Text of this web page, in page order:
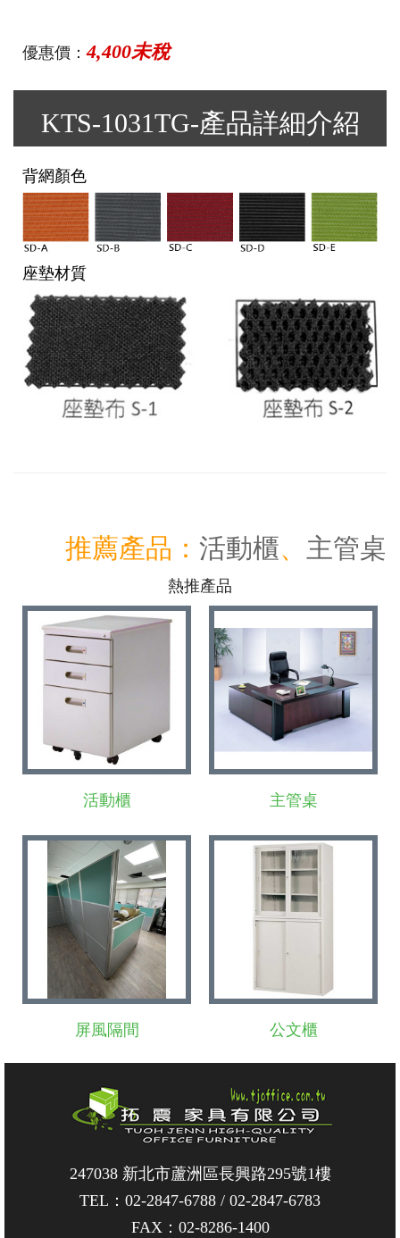
優惠價：4,400未稅
KTS-1031TG-產品詳細介紹
背網顏色
座墊材質
推薦產品： 活動櫃、 主管桌
熱推產品
活動櫃 主管桌
屏風隔間 公文櫃
247038 新北市蘆洲區長興路295號1樓
TEL： 02-2847-6788 / 02-2847-6783
FAX：02-8286-1400